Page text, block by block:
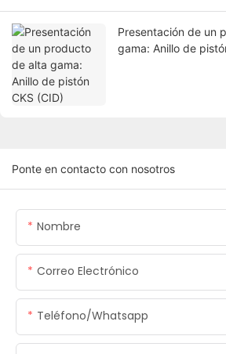
Presentación de un
gama: Anillo de
Ponte en contacto con nosotros
Nombre
Correo Electrónico
Teléfono/whatsapp